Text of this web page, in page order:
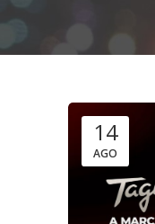
14
AGO